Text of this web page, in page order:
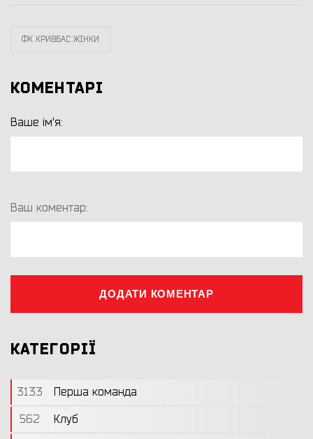
ФК КРИВБАС ЖІНКИ
КОМЕНТАРІ
Ваше ім'я:
Ваш коментар:
ДОДАТИ КОМЕНТАР
КАТЕГОРІЇ
3133
Перша команда
562
Клуб